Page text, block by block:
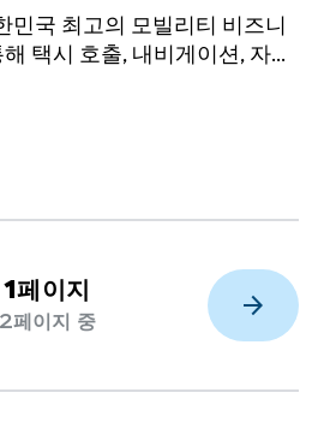
고 통화 전환율을
다.
민국 최고의 모빌리티 비즈니
택시 호출, 내비게이션, 자전
, 택배 등 다양한 교통 및 배송
1페이지
2페이지 중 arrow_forward